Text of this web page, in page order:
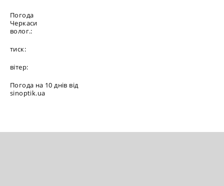
Погода
Черкаси
волог.:
тиск:
вітер:
Погода на 10 днів від
sinoptik.ua